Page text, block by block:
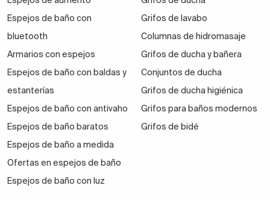
Espejos de baño con
bluetooth
Armarios con espejos
Espejos de baño con baldas y
estanterías
Espejos de baño con antivaho
Espejos de baño baratos
Espejos de baño a medida
Ofertas en espejos de baño
Espejos de baño con luz
Grifos de lavabo
Columnas de hidromasaje
Grifos de ducha y bañera
Conjuntos de ducha
Grifos de ducha higiénica
Grifos para baños modernos
Grifos de bidé